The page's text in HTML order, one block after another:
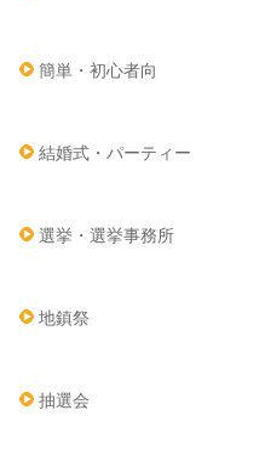
簡単・初心者向
結婚式・パーティー
選挙・選挙事務所
地鎮祭
抽選会